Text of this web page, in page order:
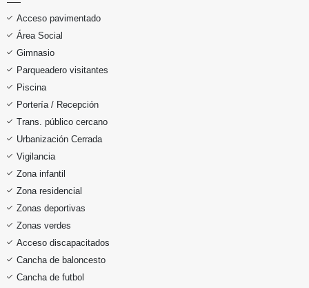
Acceso pavimentado
Área Social
Gimnasio
Parqueadero visitantes
Piscina
Portería / Recepción
Trans. público cercano
Urbanización Cerrada
Vigilancia
Zona infantil
Zona residencial
Zonas deportivas
Zonas verdes
Acceso discapacitados
Cancha de baloncesto
Cancha de futbol